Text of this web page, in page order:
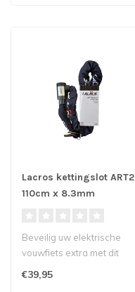
Lacros kettingslot ART2
110cm x 8.3mm
Beveilig uw elektrische
vouwfiets extra met dit
€39,95